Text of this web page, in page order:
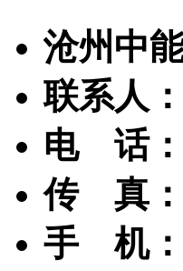
沧州中
联系人：
电 话：
传 真：
手 机：